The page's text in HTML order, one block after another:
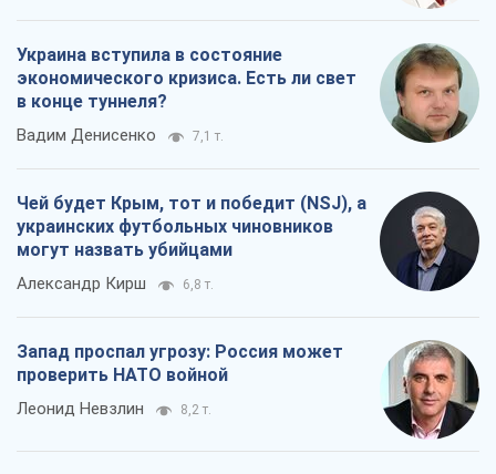
Украина вступила в состояние
экономического кризиса. Есть ли свет
в конце туннеля?
Вадим Денисенко 7,1 т.
Чей будет Крым, тот и победит (NSJ), а
украинских футбольных чиновников
могут назвать убийцами
Александр Кирш 6,8 т.
Запад проспал угрозу: Россия может
проверить НАТО войной
Леонид Невзлин 8,2 т.